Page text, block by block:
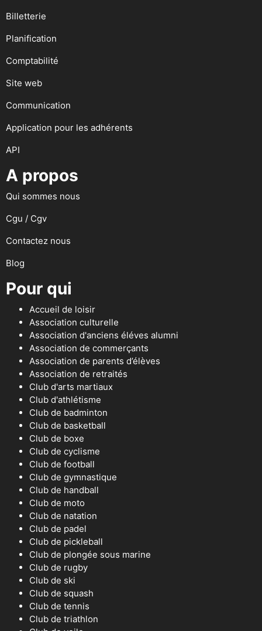
Billetterie
Planification
Comptabilité
Site web
Communication
Application pour les adhérents
API
A propos
Qui sommes nous
Cgu / Cgv
Contactez nous
Blog
Pour qui
Accueil de loisir
Association culturelle
Association d'anciens éléves alumni
Association de commerçants
Association de parents d’élèves
Association de retraités
Club d'arts martiaux
Club d'athlétisme
Club de badminton
Club de basketball
Club de boxe
Club de cyclisme
Club de football
Club de gymnastique
Club de handball
Club de moto
Club de natation
Club de padel
Club de pickleball
Club de plongée sous marine
Club de rugby
Club de ski
Club de squash
Club de tennis
Club de triathlon